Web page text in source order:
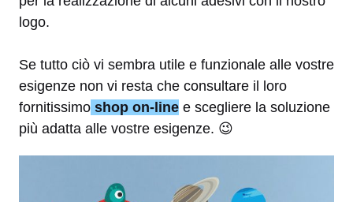
logo.
Se tutto ciò vi sembra utile e funzionale alle vostre
esigenze non vi resta che consultare il loro
fornitissimo shop on-line e scegliere la soluzione
più adatta alle vostre esigenze. 😉